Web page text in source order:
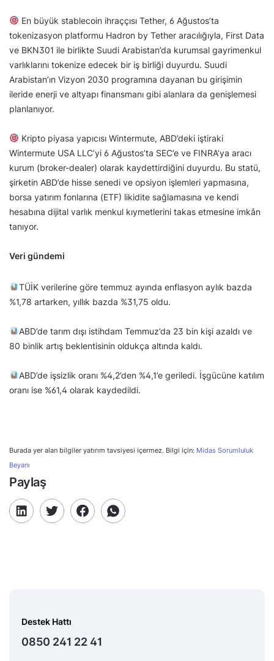
En büyük stablecoin ihraççısı Tether, 6 Ağustos’ta
tokenizasyon platformu Hadron by Tether aracılığıyla, First Data
ve BKN301 ile birlikte Suudi Arabistan’da kurumsal gayrimenkul
varlıklarını tokenize edecek bir iş birliği duyurdu. Suudi
Arabistan’ın Vizyon 2030 programına dayanan bu girişimin
ileride enerji ve altyapı finansmanı gibi alanlara da genişlemesi
planlanıyor.
Kripto piyasa yapıcısı Wintermute, ABD’deki iştiraki
Wintermute USA LLC’yi 6 Ağustos’ta SEC’e ve FINRA’ya aracı
kurum (broker-dealer) olarak kaydettirdiğini duyurdu. Bu statü,
şirketin ABD’de hisse senedi ve opsiyon işlemleri yapmasına,
borsa yatırım fonlarına (ETF) likidite sağlamasına ve kendi
hesabına dijital varlık menkul kıymetlerini takas etmesine imkân
tanıyor.
Veri gündemi
TÜİK verilerine göre temmuz ayında enflasyon aylık bazda
%1,78 artarken, yıllık bazda %31,75 oldu.
ABD’de tarım dışı istihdam Temmuz’da 23 bin kişi azaldı ve
80 binlik artış beklentisinin oldukça altında kaldı.
ABD’de işsizlik oranı %4,2’den %4,1’e geriledi. İşgücüne katılım
oranı ise %61,4 olarak kaydedildi.
Burada yer alan bilgiler yatırım tavsiyesi içermez. Bilgi için: Midas Sorumluluk
Beyanı
Paylaş
Destek Hattı
0850 241 22 41